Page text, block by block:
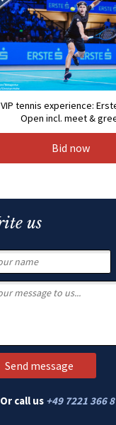
VIP tennis experience:
Open incl. meet &
Bid now
us
Or call us +49 7221 366